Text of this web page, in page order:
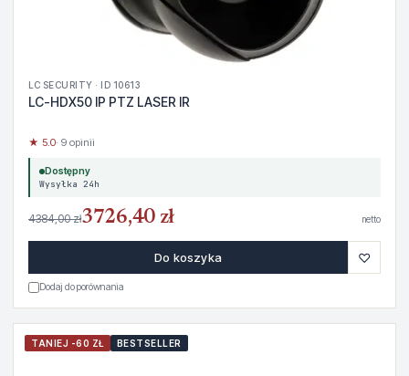
LC SECURITY · ID 10613
LC-HDX50 IP PTZ LASER IR
★ 5.0· 9 opinii
Dostępny
Wysyłka 24h
4384,00 zł3726,40 zł netto
Do koszyka ♡
Dodaj do porównania
TANIEJ -60 ZŁ BESTSELLER